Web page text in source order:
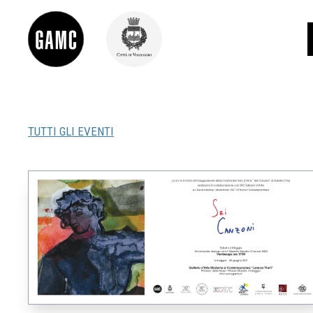
SHOP
LE COLLEZIONI
GLI AUTORI
LORENZO VIANI
MOSTRE
EVENTI
TUTTI GLI EVENTI